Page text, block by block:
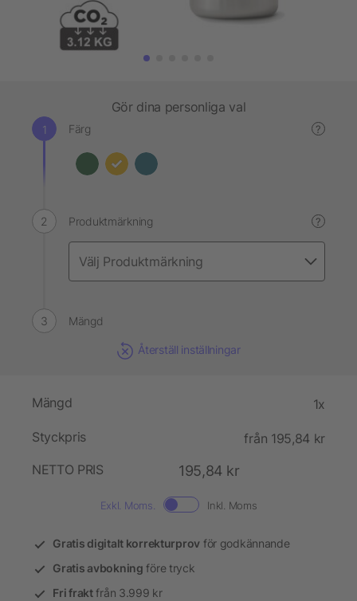
Gör dina personliga val
Färg ?
Produktmärkning ?
Mängd
Återställ inställningar
Mängd 1x
Styckpris
från 195,84 kr
NETTO PRIS
195,84 kr
Exkl. Moms. Inkl. Moms
Gratis digitalt korrekturprov för godkännande
Gratis avbokning före tryck
Fri fraktfrån 3.999 kr